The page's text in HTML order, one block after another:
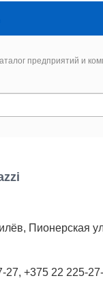
предприятий и
Пионерская
27, +375 22 225-